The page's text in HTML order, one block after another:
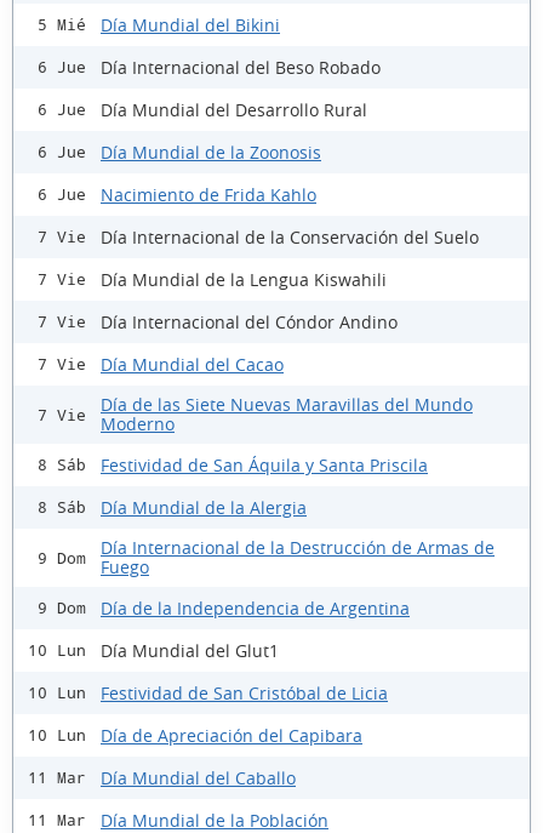
5 Mié Día Mundial del Bikini
6 Jue Día Internacional del Beso Robado
6 Jue Día Mundial del Desarrollo Rural
6 Jue Día Mundial de la Zoonosis
6 Jue Nacimiento de Frida Kahlo
7 Vie Día Internacional de la Conservación del Suelo
7 Vie Día Mundial de la Lengua Kiswahili
7 Vie Día Internacional del Cóndor Andino
7 Vie Día Mundial del Cacao
7 Vie
Día de las Siete Nuevas Maravillas del Mundo
Moderno
8 Sáb Festividad de San Áquila y Santa Priscila
8 Sáb Día Mundial de la Alergia
9 Dom
Día Internacional de la Destrucción de Armas de
Fuego
9 Dom Día de la Independencia de Argentina
10 Lun Día Mundial del Glut1
10 Lun Festividad de San Cristóbal de Licia
10 Lun Día de Apreciación del Capibara
11 Mar Día Mundial del Caballo
11 Mar Día Mundial de la Población